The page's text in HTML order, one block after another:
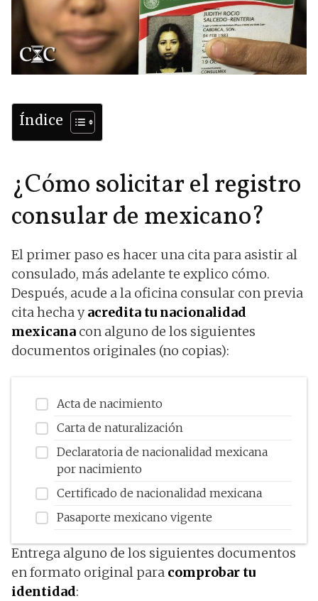
Índice
¿Cómo solicitar el registro
consular de mexicano?
El primer paso es hacer una cita para asistir al
consulado, más adelante te explico cómo.
Después, acude a la oficina consular con previa
cita hecha yacredita tu nacionalidad
mexicana con alguno de los siguientes
documentos originales (no copias):
Acta de nacimiento
Carta de naturalización
Declaratoria de nacionalidad mexicana
por nacimiento
Certificado de nacionalidad mexicana
Pasaporte mexicano vigente
Entrega alguno de los siguientes documentos
en formato original para comprobar tu
identidad: